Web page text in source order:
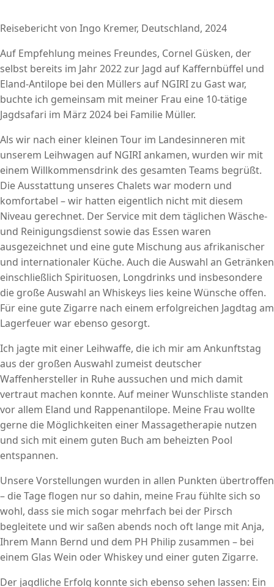
Reisebericht von Ingo Kremer, Deutschland, 2024
Auf Empfehlung meines Freundes, Cornel Güsken, der
selbst bereits im Jahr 2022 zur Jagd auf Kaffernbüffel und
Eland-Antilope bei den Müllers auf NGIRI zu Gast war,
buchte ich gemeinsam mit meiner Frau eine 10-tätige
Jagdsafari im März 2024 bei Familie Müller.
Als wir nach einer kleinen Tour im Landesinneren mit
unserem Leihwagen auf NGIRI ankamen, wurden wir mit
einem Willkommensdrink des gesamten Teams begrüßt.
Die Ausstattung unseres Chalets war modern und
komfortabel – wir hatten eigentlich nicht mit diesem
Niveau gerechnet. Der Service mit dem täglichen Wäsche-
und Reinigungsdienst sowie das Essen waren
ausgezeichnet und eine gute Mischung aus afrikanischer
und internationaler Küche. Auch die Auswahl an Getränken
einschließlich Spirituosen, Longdrinks und insbesondere
die große Auswahl an Whiskeys lies keine Wünsche offen.
Für eine gute Zigarre nach einem erfolgreichen Jagdtag am
Lagerfeuer war ebenso gesorgt.
Ich jagte mit einer Leihwaffe, die ich mir am Ankunftstag
aus der großen Auswahl zumeist deutscher
Waffenhersteller in Ruhe aussuchen und mich damit
vertraut machen konnte. Auf meiner Wunschliste standen
vor allem Eland und Rappenantilope. Meine Frau wollte
gerne die Möglichkeiten einer Massagetherapie nutzen
und sich mit einem guten Buch am beheizten Pool
entspannen.
Unsere Vorstellungen wurden in allen Punkten übertroffen
– die Tage flogen nur so dahin, meine Frau fühlte sich so
wohl, dass sie mich sogar mehrfach bei der Pirsch
begleitete und wir saßen abends noch oft lange mit Anja,
Ihrem Mann Bernd und dem PH Philip zusammen – bei
einem Glas Wein oder Whiskey und einer guten Zigarre.
Der jagdliche Erfolg konnte sich ebenso sehen lassen: Ein